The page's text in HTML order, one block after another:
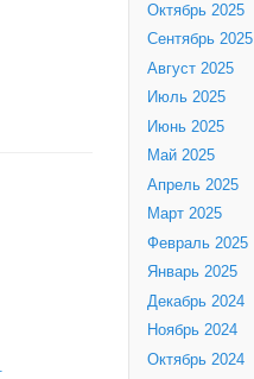
Октябрь 2025
Сентябрь 2025
Август 2025
Июль 2025
Июнь 2025
Май 2025
Апрель 2025
Март 2025
Февраль 2025
Январь 2025
Декабрь 2024
Ноябрь 2024
Октябрь 2024